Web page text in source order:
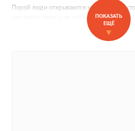
Порой люди открываются нам с лучшей
тем же. Но можно ли слепо доверять
интернете? Нам прислали почти
психологом прокомментировали ее.
ПОКАЗАТЬ
ЕЩЁ
▼